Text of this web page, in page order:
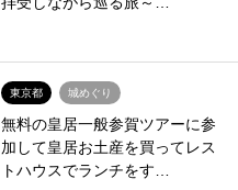
東京都 城めぐり
無料の皇居一般参賀ツアーに参
加して皇居お土産を買ってレス
トハウスでランチをす…